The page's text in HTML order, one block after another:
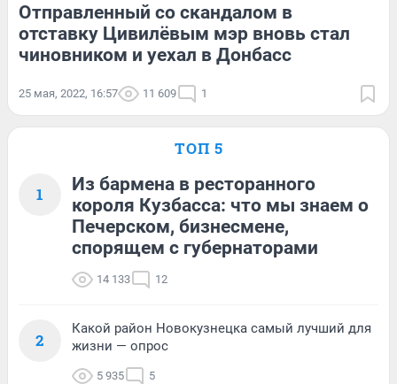
Отправленный со скандалом в
отставку Цивилёвым мэр вновь стал
чиновником и уехал в Донбасс
25 мая, 2022, 16:57 11 609 1
ТОП 5
1
Из бармена в ресторанного
короля Кузбасса: что мы знаем о
Печерском, бизнесмене,
спорящем с губернаторами
14 133 12
2
Какой район Новокузнецка самый лучший для
жизни — опрос
5 935 5